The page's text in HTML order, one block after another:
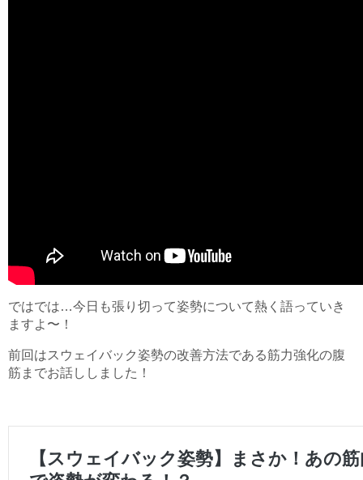
ではでは…今日も張り切って姿勢について熱く語っていき
ますよ〜！
前回はスウェイバック姿勢の改善方法である筋力強化の腹
筋までお話ししました！